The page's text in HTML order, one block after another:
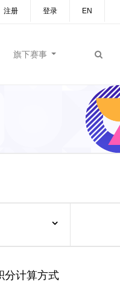
EN
登录
注册
旗下赛事
分计算方式